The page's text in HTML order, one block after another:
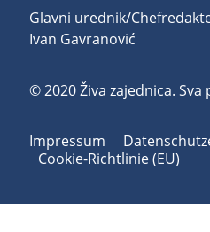
Glavni urednik/
Ivan Gavranović
© 2020 Živa zajednica.
Impressum
Cookie-Richtlinie (EU)